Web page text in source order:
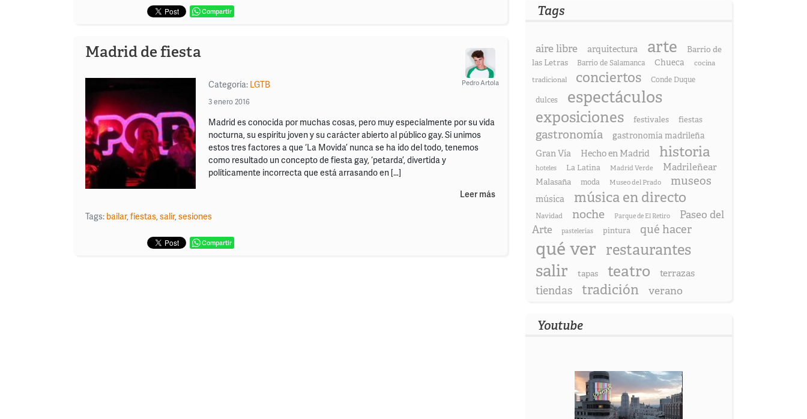
Compartir
Madrid de fiesta
Pedro Artola
Categoría: LGTB
3 enero 2016
Madrid es conocida por muchas cosas, pero muy especialmente por su vida
nocturna, su espíritu joven y su carácter abierto al público gay. Si unimos
estos tres factores a que ‘La Movida’ nunca se ha ido del todo, tenemos
como resultado un concepto de fiesta gay, ‘petarda’, divertida y
políticamente incorrecta que está arrasando en […]
Leer más
Tags: bailar, fiestas salir, sesiones
Compartir
Tags
aire libre arquitectura arte
Barrio de
las Letras
Barrio de Salamanca Chueca
cocina
tradicional
conciertos Conde Duque
dulces espectáculos
exposiciones festivales fiestas
gastronomía gastronomía madrileña
Gran Vía Hecho en Madrid historia
hoteles La Latina Madrid Verde Madrileñear
Malasaña moda Museo del Prado museos
música música en directo
Navidad noche Parque de El Retiro
Paseo del
Arte
pastelerías pintura qué hacer
qué ver restaurantes
salir tapas teatro terrazas
tiendas tradición verano
Youtube